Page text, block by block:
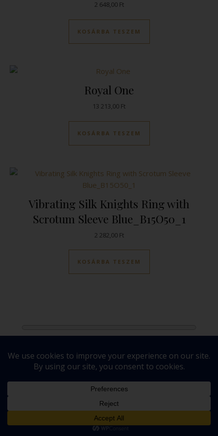
2 648,00 Ft
KOSÁRBA TESZEM
Royal One
13 213,00 Ft
KOSÁRBA TESZEM
Vibrating Silk Knights Ring with
Scrotum Sleeve Blue_B15O50_1
2 282,00 Ft
KOSÁRBA TESZEM
Általános Szerződési Feltételek
Adatkezelési tájékoztató
Cégadatok
Ashe-Child a sablont készítette:Z-Connect